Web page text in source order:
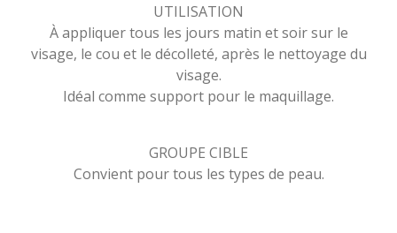
UTILISATION
À appliquer tous les jours matin et soir sur le
visage, le cou et le décolleté, après le nettoyage du
visage.
Idéal comme support pour le maquillage.
GROUPE CIBLE
Convient pour tous les types de peau.